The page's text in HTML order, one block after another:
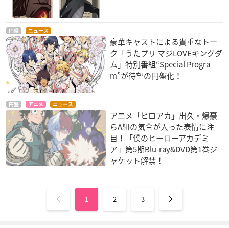
円盤 ニュース
豪華キャストによる貴重なトー
ク「うたプリ マジLOVEキングダ
ム」特別番組“Special Progra
m”が待望の円盤化！
円盤 アニメ ニュース
アニメ「ヒロアカ」出久・爆豪
らA組の気合が入った表情に注
目！「僕のヒーローアカデミ
ア」第5期Blu-ray&DVD第1巻ジ
ャケット解禁！
1 2 3